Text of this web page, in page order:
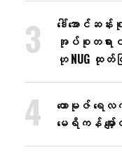
ဒေါ်အောင်ဆ
အုပ်စုတရာ
ဟု NUG ထုတ်
ဟောမုဇ် ရေ
မေရိကန် မျှေ